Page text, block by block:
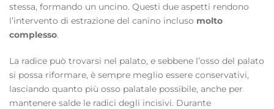
stessa, formando un uncino. Questi due aspetti rendono
l’intervento di estrazione del canino incluso molto
complesso.
La radice può trovarsi nel palato, e sebbene l’osso del palato
si possa riformare, è sempre meglio essere conservativi,
lasciando quanto più osso palatale possibile, anche per
mantenere salde le radici degli incisivi. Durante